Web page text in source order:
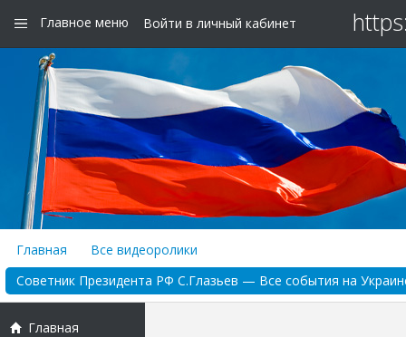
Главное меню Войти в личный кабинет
Главная
Все видеоролики
Советник Президента РФ С.Глазьев — Все события на
Главная